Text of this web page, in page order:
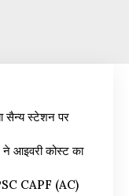
सैन्य स्टेशन पर
आइवरी कोस्ट का
CAPF (AC)